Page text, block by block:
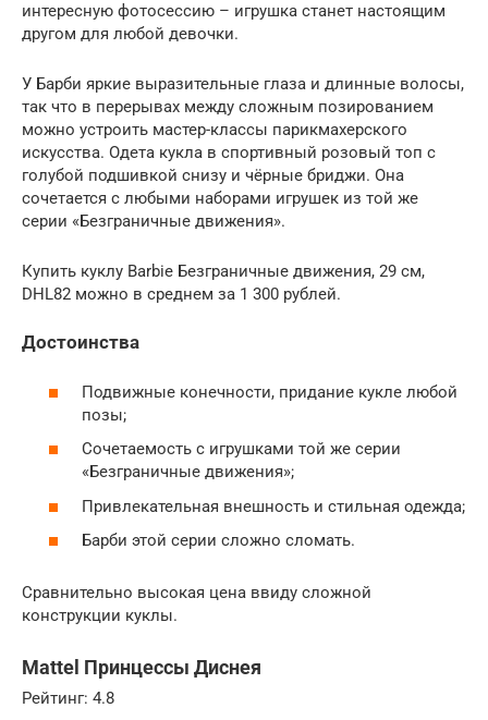
интересную фотосессию – игрушка станет настоящим
другом для любой девочки.
У Барби яркие выразительные глаза и длинные волосы,
так что в перерывах между сложным позированием
можно устроить мастер-классы парикмахерского
искусства. Одета кукла в спортивный розовый топ с
голубой подшивкой снизу и чёрные бриджи. Она
сочетается с любыми наборами игрушек из той же
серии «Безграничные движения».
Купить куклу Barbie Безграничные движения, 29 см,
DHL82 можно в среднем за 1 300 рублей.
Достоинства
Подвижные конечности, придание кукле любой
позы;
Сочетаемость с игрушками той же серии
«Безграничные движения»;
Привлекательная внешность и стильная одежда;
Барби этой серии сложно сломать.
Сравнительно высокая цена ввиду сложной
конструкции куклы.
Mattel Принцессы Диснея
Рейтинг: 4.8